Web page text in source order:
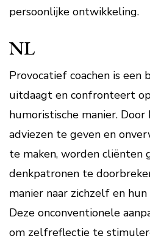
persoonlijke ontwikkeling.
NL
Provocatief coachen is een
uitdaagt en confronteert
humoristische manier.
adviezen te geven en
te maken, worden cliënten
denkpatronen te
manier naar zichzelf en
Deze onconventionele
om zelfreflectie te